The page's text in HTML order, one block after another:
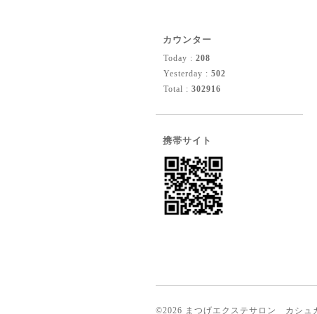
カウンター
Today : 208
Yesterday : 502
Total : 302916
携帯サイト
©2026 まつげエクステサロン カシュ